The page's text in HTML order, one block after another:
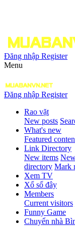
Đăng nhập Register
Menu
Đăng nhập Register
Rao vặt
New posts
What's new
Featured
Link Directory
New items
directory Mark
Xem TV
Xổ số đây
Members
Current visitors
Funny Game
Chuyển nhà